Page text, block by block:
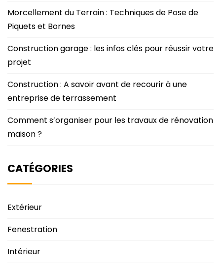
Morcellement du Terrain : Techniques de Pose de
Piquets et Bornes
Construction garage : les infos clés pour réussir votre
projet
Construction : A savoir avant de recourir à une
entreprise de terrassement
Comment s’organiser pour les travaux de rénovation
maison ?
CATÉGORIES
Extérieur
Fenestration
Intérieur